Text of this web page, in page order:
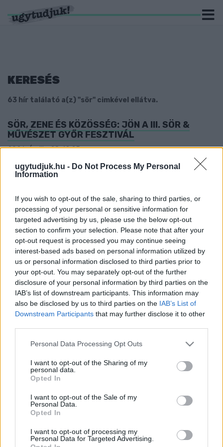
ugytudjuk.hu - Do Not Process My Personal
Information
If you wish to opt-out of the sale, sharing to third parties, or
processing of your personal or sensitive information for
targeted advertising by us, please use the below opt-out
section to confirm your selection. Please note that after your
opt-out request is processed you may continue seeing
interest-based ads based on personal information utilized by
us or personal information disclosed to third parties prior to
your opt-out. You may separately opt-out of the further
disclosure of your personal information by third parties on the
IAB’s list of downstream participants. This information may
also be disclosed by us to third parties on the IAB’s List of
Downstream Participants that may further disclose it to other
Please note that this website/app uses one or more Google
not limited to your visit or usage behaviour. You may click to
grant or deny consent to Google and its third-party tags to
use your data for below specified purposes in below Google
consent section.
Personal Data Processing Opt Outs
I want to opt-out of the Sharing of my
personal data.
Opted In
I want to opt-out of the Sale of my
Personal Data.
Opted In
I want to opt-out of processing my
Personal Data for Targeted Advertising.
KERESÉS
63 hír találató a(z) "sör" cimkével ellátva.
SÖR, ZENE ÉS KÖZÖSSÉG: JÖN A III. SÖR &
MŰVÉSZET GYŐR FESZTIVÁL
2026. Április. 28. 12:25
A szervezők idén is négynapos, ingyenes belvárosi programokkall
készülnek.
2026. március. 20. 11:38
Leteszteltük az egyik legnagyobb magyarországi nagyüzemi
sörfőzde két új termékét.
HIVATALOS: A GURI SERHÁZ EBBEN A
FORMÁJÁBAN MEGSZŰNIK SZOMBATHELYEN
2026. január. 20. 16:41
Új brandet épít a söröző csapata. Kisüzemi, német és cseh sörök
kerülnek a csapra.
MEGSZŰNIK SZOMBATHELYEN A GURI
2026. január. 19. 18:42
600 KORSÓ SÖRT CSAPOLTAK KI KÖRMENDEN,
SIKERÜLT A REKORDKÍSÉRLET
2025. augusztus. 18. 09:48
Senki sem maradt szomjas.
SÁRVÁRON
2025. június. 20. 08:47
befolyt összeggel az intézmény alapítványát támogatják. Most
egy kicsit bővült a kínálat.